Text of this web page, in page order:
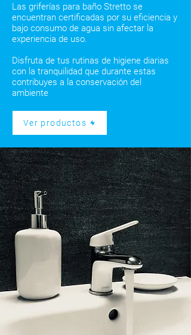
Las griferías para baño Stretto se
encuentran certificadas por su eficiencia y
bajo consumo de agua sin afectar la
experiencia de uso.
Disfruta de tus rutinas de higiene diarias
con la tranquilidad que durante estas
contribuyes a la conservación del
ambiente
Ver productos